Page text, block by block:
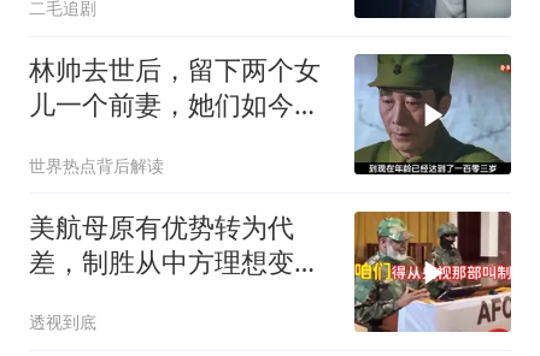
二毛追剧
林帅去世后，留下两个女
儿一个前妻，她们如今过
世界热点背后解读
美航母原有优势转为代
差，制胜从中方理想变为
透视到底